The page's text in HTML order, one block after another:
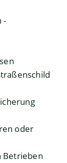
-
oder
Betrieben